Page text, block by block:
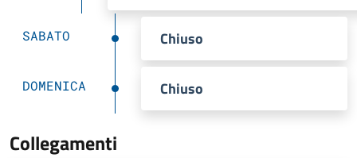
SABATO Chiuso
DOMENICA Chiuso
Collegamenti